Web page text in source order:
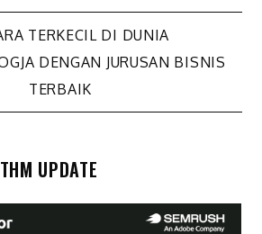
TERKECIL DI DUNIA
DENGAN JURUSAN BISNIS
TERBAIK
UPDATE